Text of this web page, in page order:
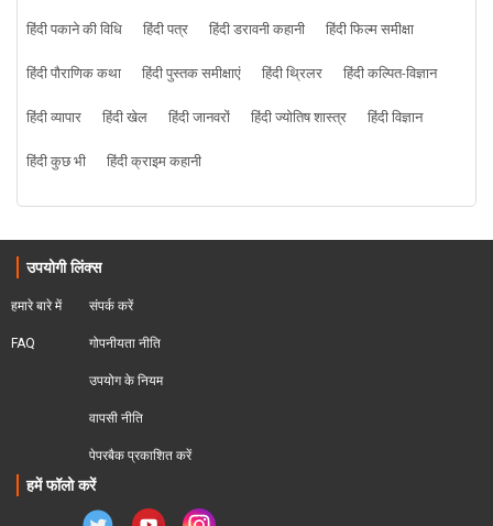
हिंदी पकाने की विधि
हिंदी पत्र हिंदी डरावनी कहानी
हिंदी फिल्म समीक्षा
हिंदी पौराणिक कथा
हिंदी पुस्तक समीक्षाएं हिंदी थ्रिलर
हिंदी कल्पित-विज्ञान
हिंदी व्यापार
हिंदी खेल हिंदी जानवरों हिंदी ज्योतिष शास्त्र
हिंदी विज्ञान
हिंदी कुछ भी
हिंदी क्राइम कहानी
उपयोगी लिंक्स
हमारे बारे में
FAQ
संपर्क करें
गोपनीयता नीति
उपयोग के नियम
वापसी नीति
पेपरबैक प्रकाशित करें
हमें फॉलो करें